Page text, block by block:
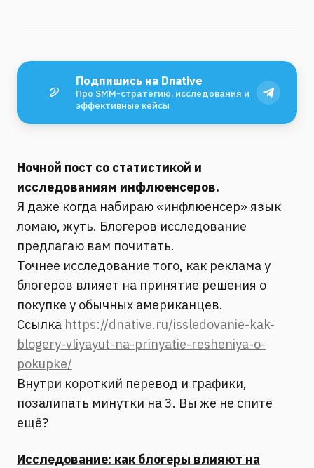
Подпишись на Dnative
Про SMM-стратегию, исследования и
эффективные кейсы
Ночной пост со статистикой и
исследованиям инфлюенсеров.
Я даже когда набираю «инфлюенсер» язык
ломаю, жуть. Блогеров исследование
предлагаю вам почитать.
Точнее исследование того, как реклама у
блогеров влияет на принятие решения о
покупке у обычных американцев.
Ссылка https://dnative.ru/issledovanie-kak-
blogery-vliyayut-na-prinyatie-resheniya-o-
pokupke/
Внутри короткий перевод и графики,
позалипать минутки на 3. Вы же не спите
ещё?
Исследование: как блогеры влияют на